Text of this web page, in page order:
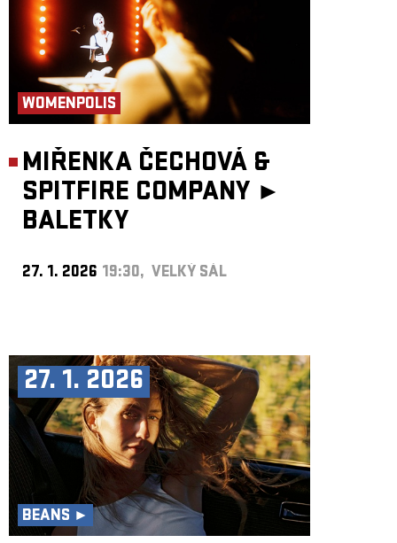
WOMENPOLIS
MIŘENKA ČECHOVÁ &
SPITFIRE COMPANY ►
BALETKY
27. 1. 2026 19:30, VELKÝ SÁL
27. 1. 2026
BEANS ►